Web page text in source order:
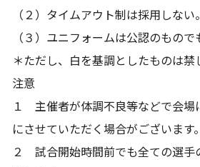
（２）タイムアウト制は採用しない。
（３）ユニフォームは公認のもので
＊ただし、白を基調としたものは禁
注意
１ 主催者が体調不良等などで会場
にさせていただく場合がございます。
２ 試合開始時間前でも全ての選手